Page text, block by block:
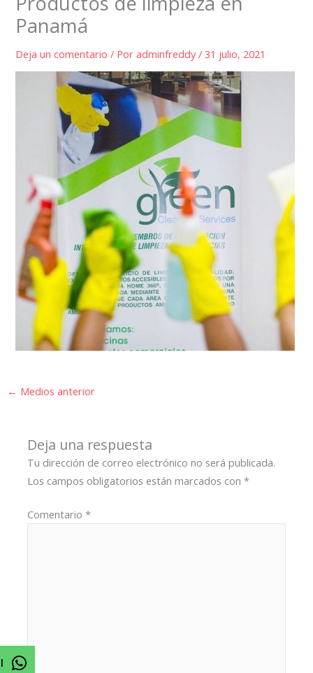
Panamá
Deja un comentario / Poradminfreddy/31 julio, 2021
← Medios anterior
Deja una respuesta
Tu dirección de correo electrónico no será publicada.
Los campos obligatorios están marcados con*
Comentario*